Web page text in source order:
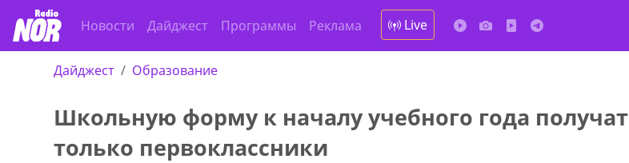
Новости Дайджест Программы Реклама Live
Дайджест Образование
Школьную форму к началу учебного года получат
только первоклассники